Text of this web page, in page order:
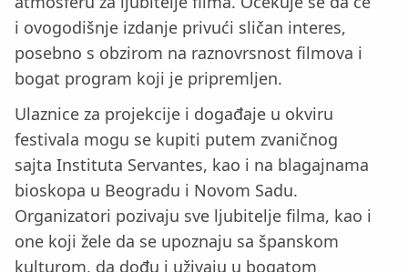
i ovogodišnje izdanje privući sličan interes,
posebno s obzirom na raznovrsnost filmova i
bogat program koji je pripremljen.
Ulaznice za projekcije i događaje u okviru
festivala mogu se kupiti putem zvaničnog
sajta Instituta Servantes, kao i na blagajnama
bioskopa u Beogradu i Novom Sadu.
Organizatori pozivaju sve ljubitelje filma, kao i
one koji žele da se upoznaju sa španskom
kulturom, da dođu i uživaju u bogatom